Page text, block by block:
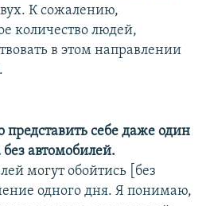
К сожалению,
количество людей,
в этом направлении
представить себе даже один
автомобилей.
могут обойтись [без
одного дня. Я понимаю,